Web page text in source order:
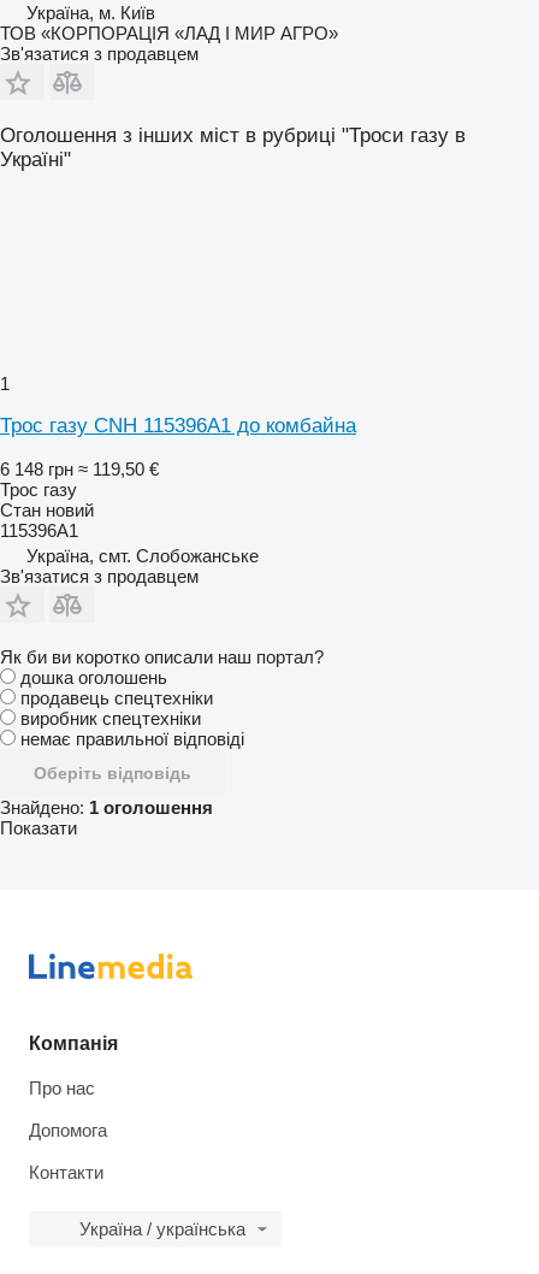
Україна, м. Київ
ТОВ «КОРПОРАЦІЯ «ЛАД І МИР АГРО»
Зв'язатися з продавцем
Оголошення з інших міст в рубриці "Троси газу в
Україні"
1
Трос газу CNH 115396A1 до комбайна
6 148 грн ≈ 119,50 €
Трос газу
Стан новий
115396A1
Україна, смт. Слобожанське
Зв'язатися з продавцем
Як би ви коротко описали наш портал?
дошка оголошень
продавець спецтехніки
виробник спецтехніки
немає правильної відповіді
Оберіть відповідь
Знайдено: 1 оголошення
Показати
Компанія
Про нас
Допомога
Контакти
Україна / українська